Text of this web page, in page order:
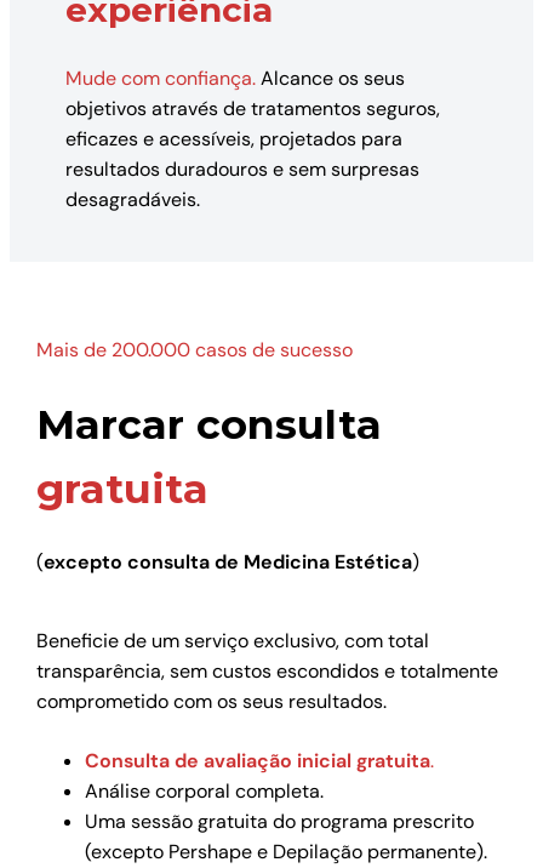
experiência
Mude com confiança.Alcance os seus
objetivos através de tratamentos seguros,
eficazes e acessíveis, projetados para
resultados duradouros e sem surpresas
desagradáveis.
Mais de 200.000 casos de sucesso
Marcar consulta
gratuita
(excepto consulta de Medicina Estética)
Beneficie de um serviço exclusivo, com total
transparência, sem custos escondidos e totalmente
comprometido com os seus resultados.
Consulta de avaliação inicial gratuita.
Análise corporal completa.
Uma sessão gratuita do programa prescrito
(excepto Pershape e Depilação permanente).